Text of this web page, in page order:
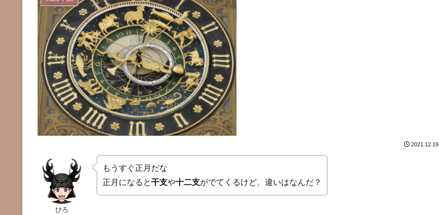
2021.12.19
ひろ
もうすぐ正月だな
正月になると干支や十二支がでてくるけど、違いはなんだ？